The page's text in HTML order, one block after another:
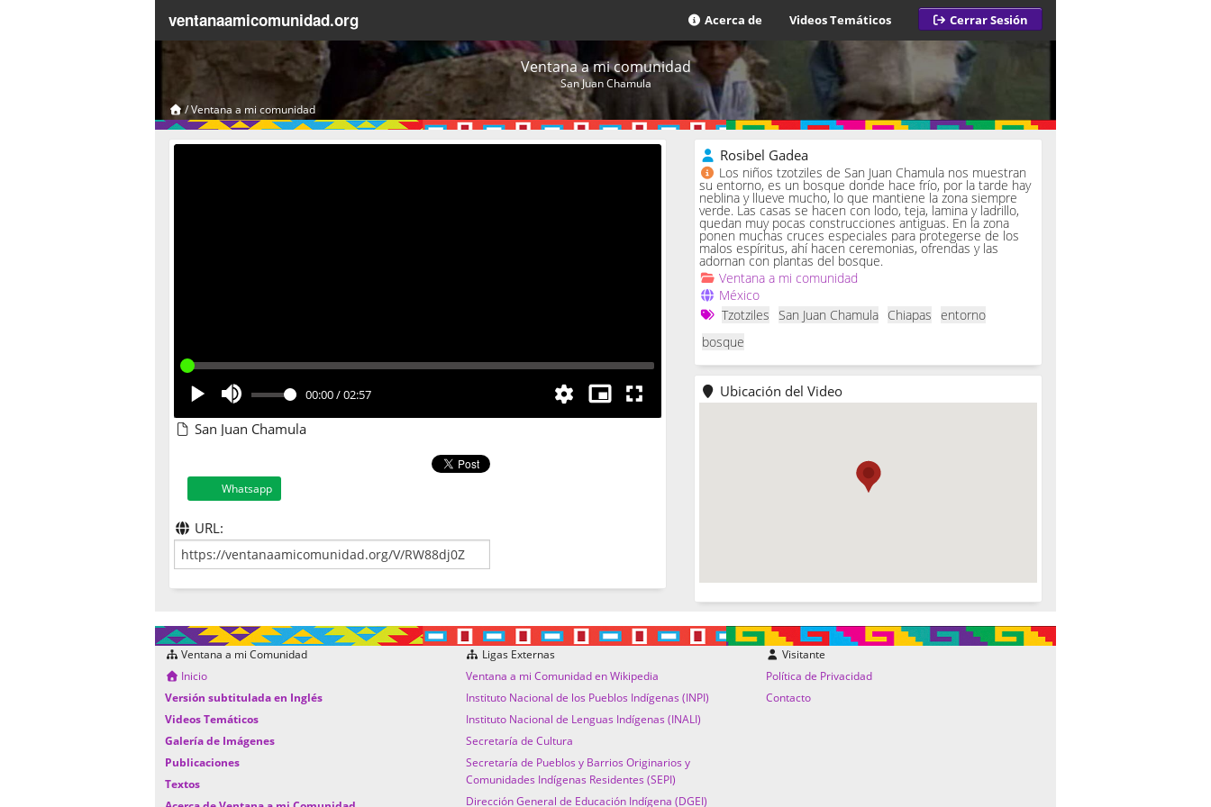
ventanaamicomunidad.org Acerca de Videos Temáticos Cerrar Sesión
Ventana a mi comunidad
San Juan Chamula
/Ventana a mi comunidad
00:00/02:57
San Juan Chamula
Whatsapp
URL:
Rosibel Gadea
Los niños tzotziles de San Juan Chamula nos muestran
su entorno, es un bosque donde hace frío, por la tarde hay
neblina y llueve mucho, lo que mantiene la zona siempre
verde. Las casas se hacen con lodo, teja, lamina y ladrillo,
quedan muy pocas construcciones antiguas. En la zona
ponen muchas cruces especiales para protegerse de los
malos espíritus, ahí hacen ceremonias, ofrendas y las
adornan con plantas del bosque.
Ventana a mi comunidad
México
Tzotziles San Juan Chamula Chiapas entorno
bosque
Ubicación del Video
Ventana a mi Comunidad
Inicio
Versión subtitulada en Inglés
Videos Temáticos
Galería de Imágenes
Publicaciones
Textos
Ligas Externas
Ventana a mi Comunidad en Wikipedia
Instituto Nacional de los Pueblos Indígenas (INPI)
Instituto Nacional de Lenguas Indígenas (INALI)
Secretaría de Cultura
Secretaría de Pueblos y Barrios Originarios y
Comunidades Indígenas Residentes (SEPI)
Dirección General de Educación Indígena (DGEI)
Visitante
Política de Privacidad
Contacto